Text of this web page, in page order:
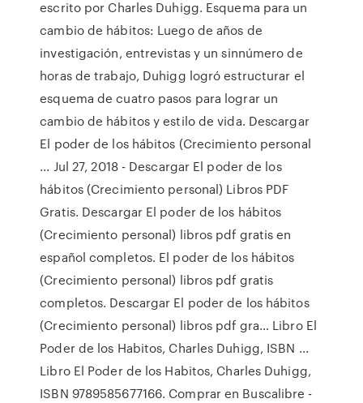
escrito por Charles Duhigg. Esquema para un
cambio de hábitos: Luego de años de
investigación, entrevistas y un sinnúmero de
horas de trabajo, Duhigg logró estructurar el
esquema de cuatro pasos para lograr un
cambio de hábitos y estilo de vida. Descargar
El poder de los hábitos (Crecimiento personal
... Jul 27, 2018 - Descargar El poder de los
hábitos (Crecimiento personal) Libros PDF
Gratis. Descargar El poder de los hábitos
(Crecimiento personal) libros pdf gratis en
español completos. El poder de los hábitos
(Crecimiento personal) libros pdf gratis
completos. Descargar El poder de los hábitos
(Crecimiento personal) libros pdf gra… Libro El
Poder de los Habitos, Charles Duhigg, ISBN ...
Libro El Poder de los Habitos, Charles Duhigg,
ISBN 9789585677166. Comprar en Buscalibre -